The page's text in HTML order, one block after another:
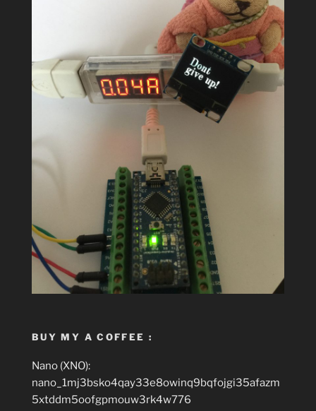
BUY MY A COFFEE :
Nano (XNO):
nano_1mj3bsko4qay33e8owinq9bqfojgi35afazm
5xtddm5oofgpmouw3rk4w776